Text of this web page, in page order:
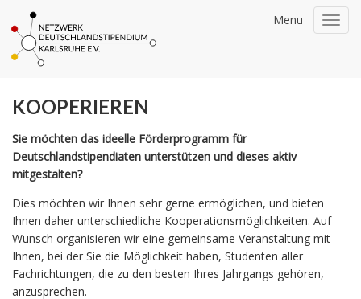
Menu
KOOPERIEREN
Sie möchten das ideelle Förderprogramm für
Deutschlandstipendiaten unterstützen und dieses aktiv
mitgestalten?
Dies möchten wir Ihnen sehr gerne ermöglichen, und bieten
Ihnen daher unterschiedliche Kooperationsmöglichkeiten. Auf
Wunsch organisieren wir eine gemeinsame Veranstaltung mit
Ihnen, bei der Sie die Möglichkeit haben, Studenten aller
Fachrichtungen, die zu den besten Ihres Jahrgangs gehören,
anzusprechen.